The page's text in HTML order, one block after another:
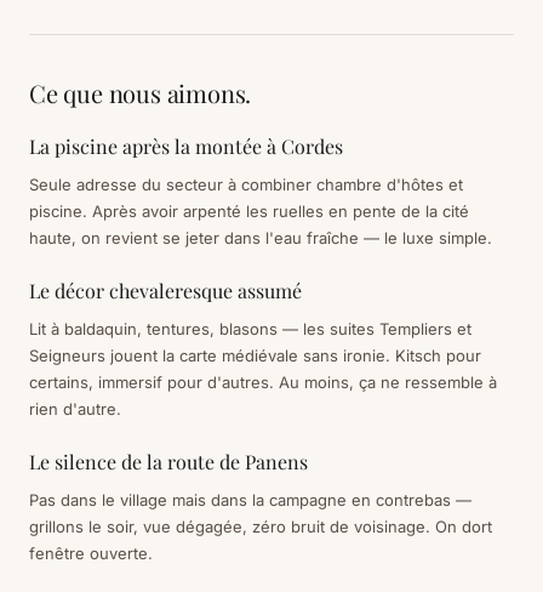
Ce que nous aimons.
La piscine après la montée à Cordes
Seule adresse du secteur à combiner chambre d'hôtes et
piscine. Après avoir arpenté les ruelles en pente de la cité
haute, on revient se jeter dans l'eau fraîche — le luxe simple.
Le décor chevaleresque assumé
Lit à baldaquin, tentures, blasons — les suites Templiers et
Seigneurs jouent la carte médiévale sans ironie. Kitsch pour
certains, immersif pour d'autres. Au moins, ça ne ressemble à
rien d'autre.
Le silence de la route de Panens
Pas dans le village mais dans la campagne en contrebas —
grillons le soir, vue dégagée, zéro bruit de voisinage. On dort
fenêtre ouverte.